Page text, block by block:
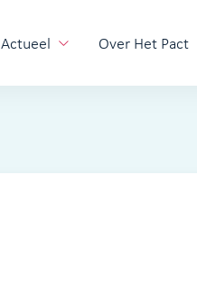
Actueel Over Het Pact